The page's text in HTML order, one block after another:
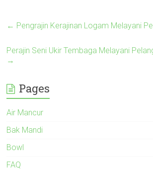
← Pengrajin Kerajinan Logam Melayani
Perajin Seni Ukir Tembaga Melayani
→
Pages
Air Mancur
Bak Mandi
Bowl
FAQ